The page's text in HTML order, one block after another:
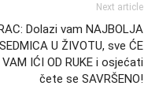
Next article
Dolazi vam NAJBOLJA
SEDMICA U ŽIVOTU, sve ĆE
VAM IĆI OD RUKE i osjećati
čete se SAVRŠENO!